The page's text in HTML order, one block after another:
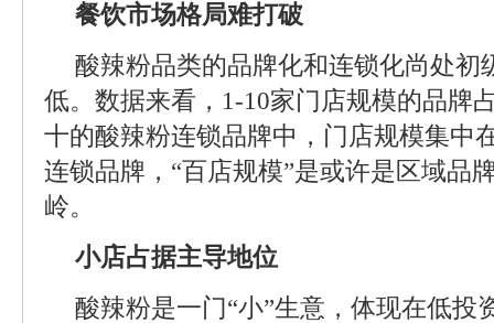
餐饮市场格局难打破
酸辣粉品类的品牌化和连锁化尚处初
低。数据来看，1-10家门店规模的品牌
十的酸辣粉连锁品牌中，门店规模集中
连锁品牌，“百店规模”是或许是区域品
岭。
小店占据主导地位
酸辣粉是一门“小”生意，体现在低投